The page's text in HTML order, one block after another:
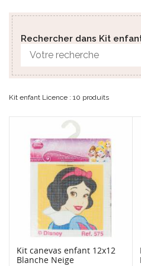
Rechercher dans Kit
Kit enfant Licence : 10 produits
Kit canevas enfant 12x12
Blanche Neige